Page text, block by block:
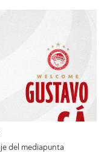
del mediapunta